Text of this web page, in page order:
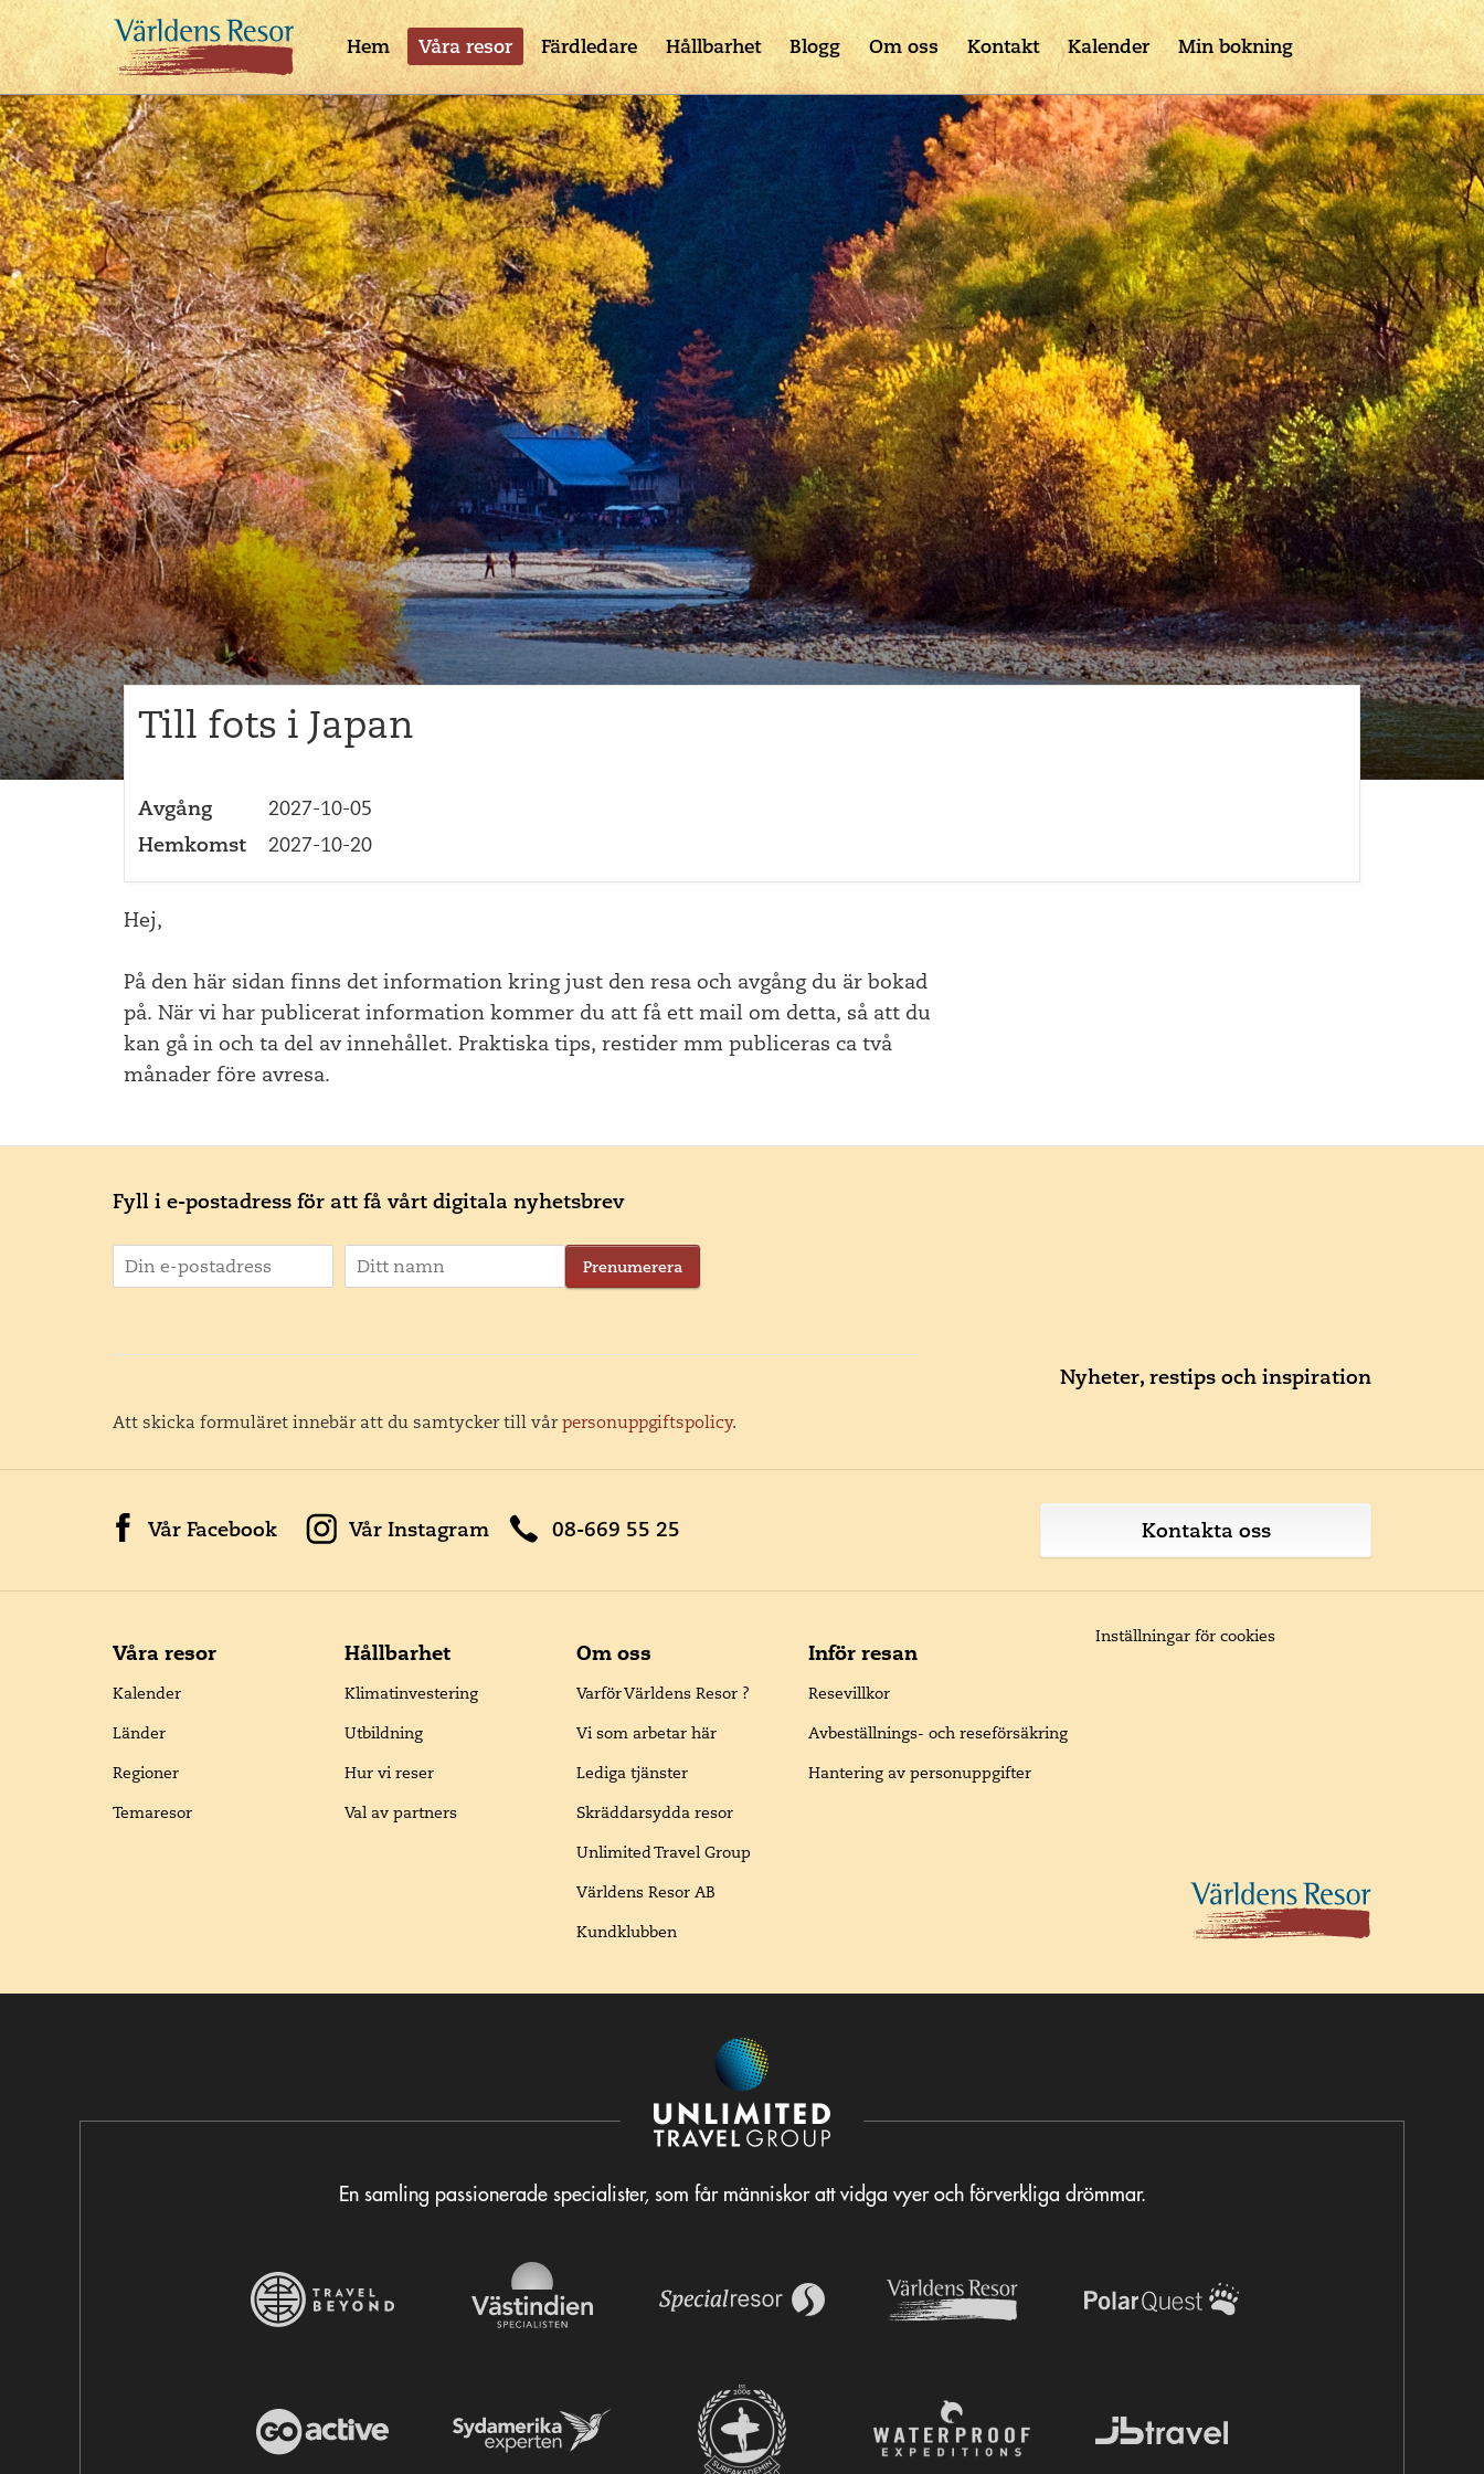
Hem Våra resor Färdledare Hållbarhet Blogg Om oss Kontakt Kalender Min bokning
Till fots i Japan
Avgång
2027-10-05
Hemkomst
2027-10-20
Hej,
På den här sidan finns det information kring just den resa och avgång du är bokad
på. När vi har publicerat information kommer du att få ett mail om detta, så att du
kan gå in och ta del av innehållet. Praktiska tips, restider mm publiceras ca två
månader före avresa.
Fyll i e-postadress för att få vårt digitala nyhetsbrev
Prenumerera
Nyheter, restips och inspiration
Att skicka formuläret innebär att du samtycker till vårpersonuppgiftspolicy.
Vår Facebook Vår Instagram 08-669 55 25 Kontakta oss
Våra resor
Kalender
Länder
Regioner
Temaresor
Hållbarhet
Klimatinvestering
Utbildning
Hur vi reser
Val av partners
Om oss
Varför Världens Resor ?
Vi som arbetar här
Lediga tjänster
Skräddarsydda resor
Unlimited Travel Group
Världens Resor AB
Kundklubben
Inför resan
Resevillkor
Avbeställnings- och reseförsäkring
Hantering av personuppgifter
Inställningar för cookies
En samling passionerade specialister, som får människor att vidga vyer och förverkliga drömmar.